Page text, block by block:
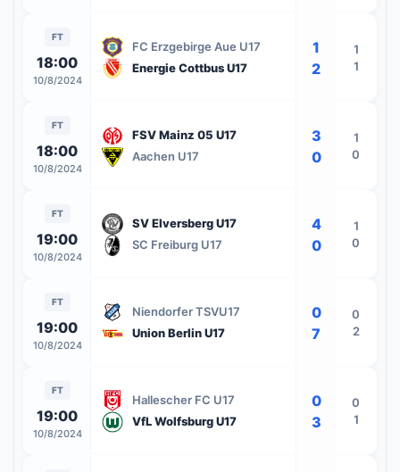
FT
18:00
10/8/2024
FC Erzgebirge Aue U17
Energie Cottbus U17
1
2
1
1
FT
18:00
10/8/2024
FSV Mainz 05 U17
Aachen U17
3
0
1
0
FT
19:00
10/8/2024
SV Elversberg U17
SC Freiburg U17
4
0
1
0
FT
19:00
10/8/2024
Niendorfer TSVU17
Union Berlin U17
0
7
0
2
FT
19:00
10/8/2024
Hallescher FC U17
VfL Wolfsburg U17
0
3
0
1